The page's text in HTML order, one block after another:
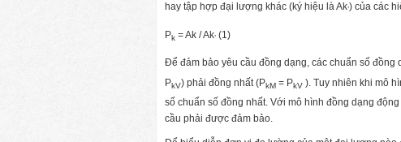
hay tập hợp đại lượng khác (ký hiệu là Ak’) của các
Pk = Ak / Ak’ (1)
Để đảm bảo yêu cầu đồng dạng, các chuẩn số đồng
PkV) phải đồng nhất (PkM = PkV ). Tuy nhiên khi mô
số chuẩn số đồng nhất. Với mô hình đồng dạng
cầu phải được đảm bảo.